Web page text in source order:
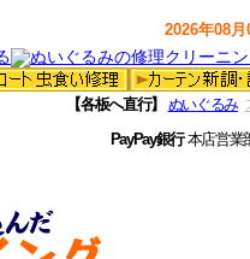
2026年08
【各板へ直行】 ぬいぐるみ
PayPay銀行本店営